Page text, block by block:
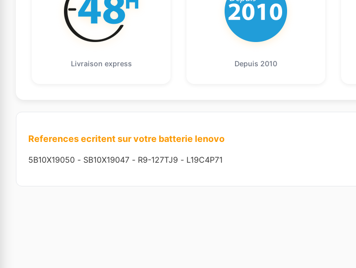
Livraison express Depuis 2010
References ecritent sur votre batterie lenovo
5B10X19050 - SB10X19047 - R9-127TJ9 - L19C4P71